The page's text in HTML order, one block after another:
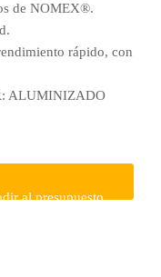
de NOMEX®.
rápido, con
ALUMINIZADO
al presupuesto